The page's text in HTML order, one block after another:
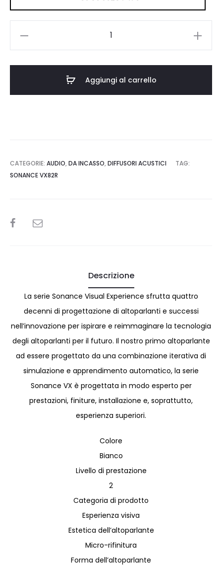
Aggiungi al carrello
CATEGORIE: AUDIO, DA INCASSO, DIFFUSORI ACUSTICI
TAG:
SONANCE VX82R
SHARE
Descrizione
La serie Sonance Visual Experience sfrutta quattro
decenni di progettazione di altoparlanti e successi
nell’innovazione per ispirare e reimmaginare la tecnologia
degli altoparlanti per il futuro. Il nostro primo altoparlante
ad essere progettato da una combinazione iterativa di
simulazione e apprendimento automatico, la serie
Sonance VX è progettata in modo esperto per
prestazioni, finiture, installazione e, soprattutto,
esperienza superiori.
Colore
Bianco
Livello di prestazione
2
Categoria di prodotto
Esperienza visiva
Estetica dell’altoparlante
Micro-rifinitura
Forma dell’altoparlante